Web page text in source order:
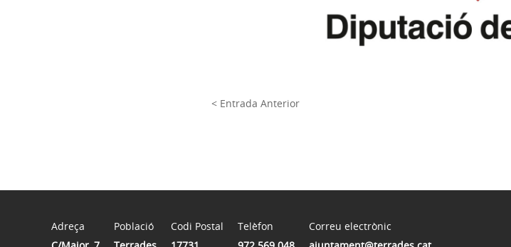
< Entrada Anterior
Adreça
Població
Codi Postal
Telèfon
Correu electrònic